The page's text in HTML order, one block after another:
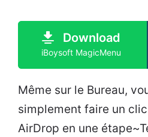
Download
iBoysoft MagicMenu
Même sur le Bureau,
simplement faire un
AirDrop en une